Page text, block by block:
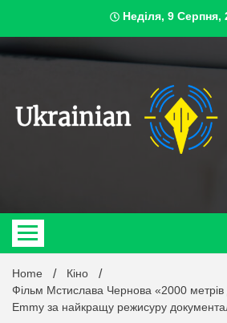
content
Неділя, 9 Серпня,
Home
Кіно
Фільм Мстислава Чернова «2000 метрів
Emmy за найкращу режисуру